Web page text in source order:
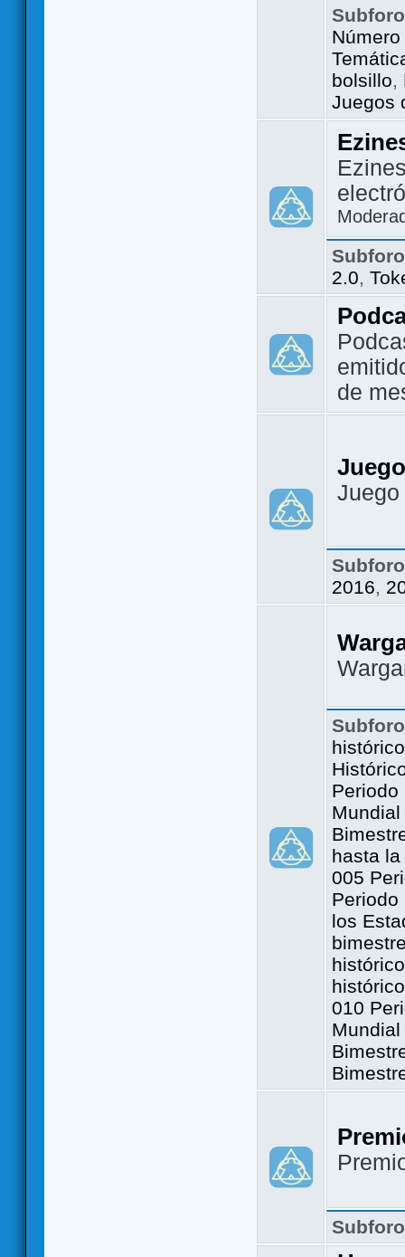
bolsillo,
Juegos
2.0,
de
2016,
Periodo
hasta
005
Periodo
los
010